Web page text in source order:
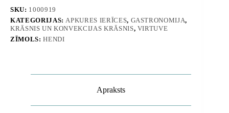
-
Hendi
225707
daudzums
SKU: 1000919
KATEGORIJAS:APKURES IERĪCES, GASTRONOMIJA,
KRĀSNIS UN KONVEKCIJAS KRĀSNIS, VIRTUVE
ZĪMOLS:HENDI
Apraksts